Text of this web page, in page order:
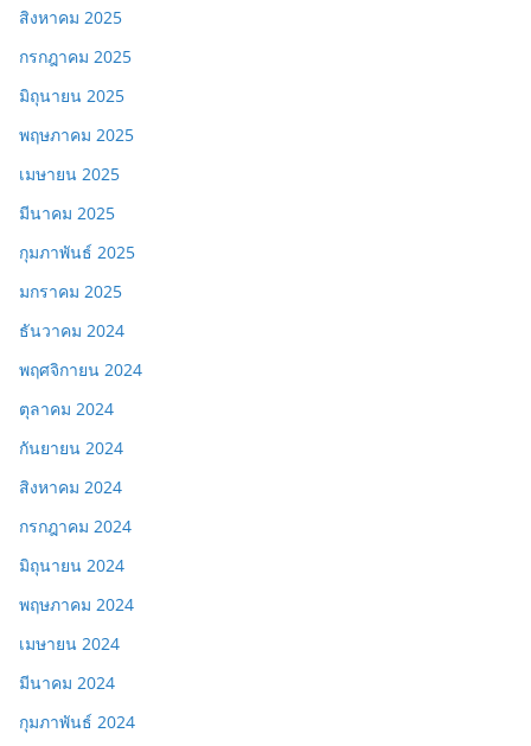
สิงหาคม 2025
กรกฎาคม 2025
มิถุนายน 2025
พฤษภาคม 2025
เมษายน 2025
มีนาคม 2025
กุมภาพันธ์ 2025
มกราคม 2025
ธันวาคม 2024
พฤศจิกายน 2024
ตุลาคม 2024
กันยายน 2024
สิงหาคม 2024
กรกฎาคม 2024
มิถุนายน 2024
พฤษภาคม 2024
เมษายน 2024
มีนาคม 2024
กุมภาพันธ์ 2024